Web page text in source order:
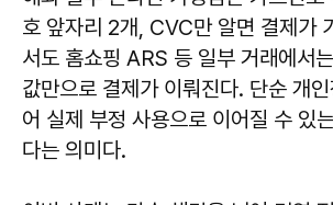
호 앞자리 2개, CVC만 알면 결제가
서도 홈쇼핑 ARS 등 일부 거래에서
값만으로 결제가 이뤄진다. 단순 개
어 실제 부정 사용으로 이어질 수 있
다는 의미다.